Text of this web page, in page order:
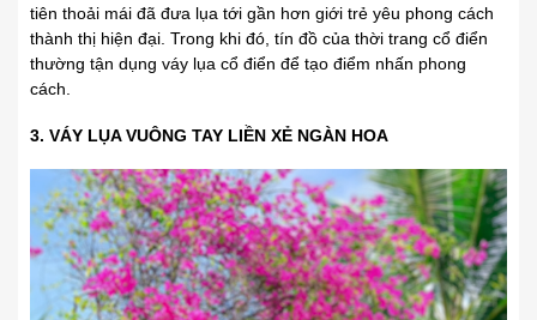
tiên thoải mái đã đưa lụa tới gần hơn giới trẻ yêu phong cách
thành thị hiện đại. Trong khi đó, tín đồ của thời trang cổ điển
thường tận dụng váy lụa cổ điển để tạo điểm nhấn phong
cách.
3. VÁY LỤA VUÔNG TAY LIỀN XẺ NGÀN HOA